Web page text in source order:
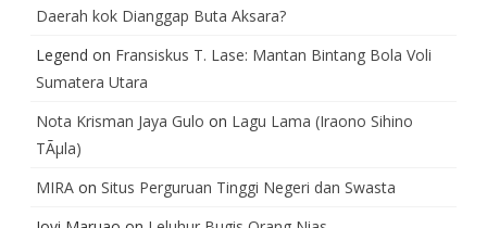
Daerah kok Dianggap Buta Aksara?
Legend on Fransiskus T. Lase: Mantan Bintang Bola Voli
Sumatera Utara
Nota Krisman Jaya Gulo on Lagu Lama (Iraono Sihino
TÃµla)
MIRA on Situs Perguruan Tinggi Negeri dan Swasta